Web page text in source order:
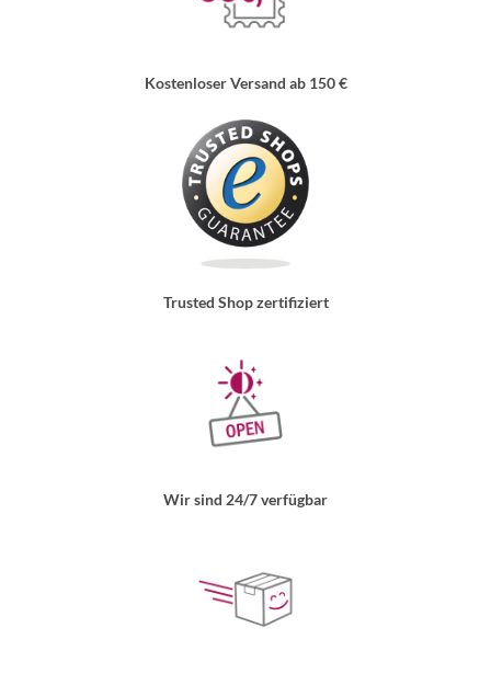
Kostenloser Versand ab 150 €
Trusted Shop zertifiziert
Wir sind 24/7 verfügbar